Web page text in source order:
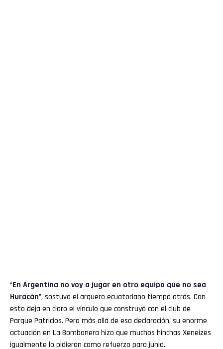
“En Argentina no voy a jugar en otro equipo que no sea
Huracán”, sostuvo el arquero ecuatoriano tiempo atrás. Con
esto deja en claro el vínculo que construyó con el club de
Parque Patricios. Pero más allá de esa declaración, su enorme
actuación en La Bombonera hizo que muchos hinchas Xeneizes
igualmente lo pidieran como refuerzo para junio.